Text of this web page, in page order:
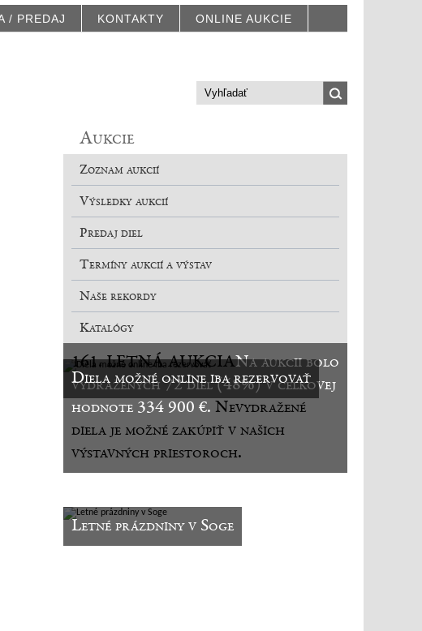
/ PREDAJ KONTAKTY ONLINE AUKCIE
Aukcie
Zoznam aukcií
Výsledky aukcií
Predaj diel
Termíny aukcií a výstav
Naše rekordy
Katalógy
161. LETNÁ AUKCIANa aukcii bolo
vydražených 72 diel (48%) v celkovej
hodnote 334 900 €.Nevydražené
diela je možné zakúpiť v našich
výstavných priestoroch.
Diela možné online iba rezervovať
Letné prázdniny v Soge